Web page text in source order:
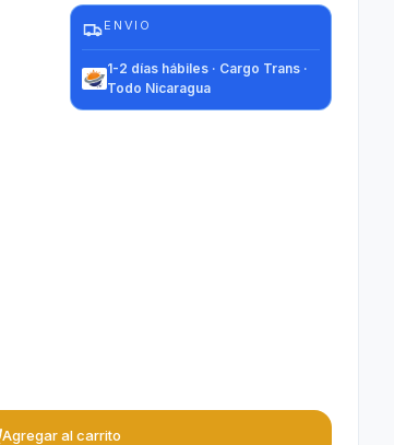
ENVIO
1-2 días hábiles · Cargo Trans ·
Todo Nicaragua
Agregar al carrito